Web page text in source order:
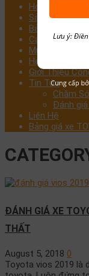
Home
Sản Phẩm
Bảng Giá Xe
Các Dòng Xe
Mua Xe Trả Góp
Hẹn Lịch Sửa
Giới Thiệu
Tin Tức
Chăm
Đánh giá
Liên Hệ
Bảng giá xe
ĐÁNH GIÁ XE
THẤT
August 5, 2018 0
Toyota vios 2019 là
Lưu ý: